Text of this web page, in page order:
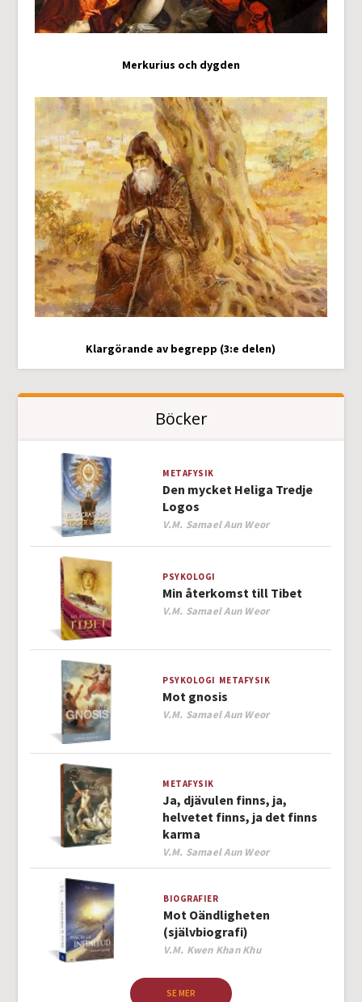
Merkurius och dygden
Klargörande av begrepp (3:e delen)
Böcker
METAFYSIK
Den mycket Heliga Tredje
Logos
Author
V.M. Samael Aun Weor
PSYKOLOGI
Min återkomst till Tibet
Author
V.M. Samael Aun Weor
PSYKOLOGI METAFYSIK
Mot gnosis
Author
V.M. Samael Aun Weor
METAFYSIK
Ja, djävulen finns, ja,
helvetet finns, ja det finns
karma
Author
V.M. Samael Aun Weor
BIOGRAFIER
Mot Oändligheten
(självbiografi)
Author
V.M. Kwen Khan Khu
SE MER